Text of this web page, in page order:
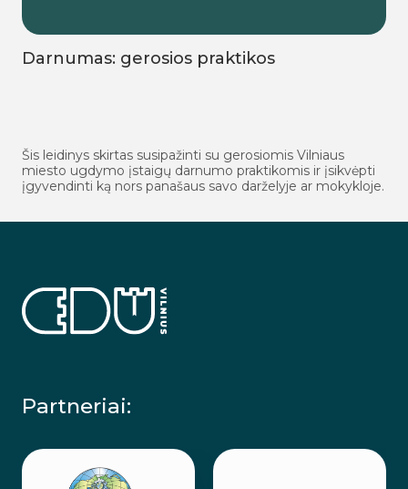
Darnumas: gerosios praktikos
Šis leidinys skirtas susipažinti su gerosiomis Vilniaus
miesto ugdymo įstaigų darnumo praktikomis ir įsikvėpti
įgyvendinti ką nors panašaus savo darželyje ar mokykloje.
Partneriai: